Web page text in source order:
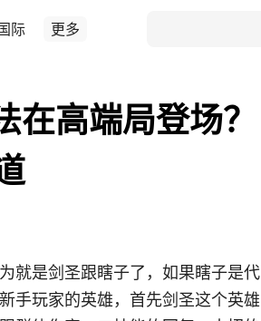
际 更多
高端局登场？
就是剑圣跟瞎子了，如果瞎子是代
手玩家的英雄，首先剑圣这个英雄